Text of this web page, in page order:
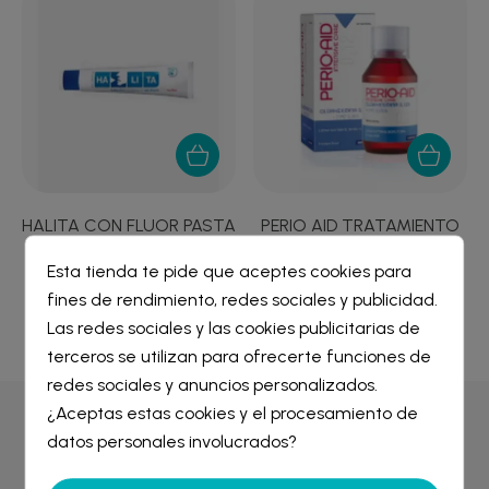
HALITA CON FLUOR PASTA
5,60 €
PERIO AID TRATAMIENTO
5,08 €
Por qué comprar enFarmacia Liceo
Crear lista de deseos
Nombre de la lista de deseos
Iniciar sesión
Debe iniciar sesión para guardar productos en su lista de
deseos.
Esta tienda te pide que aceptes cookies para
fines de rendimiento, redes sociales y publicidad.
Las redes sociales y las cookies publicitarias de
terceros se utilizan para ofrecerte funciones de
redes sociales y anuncios personalizados.
¿Aceptas estas cookies y el procesamiento de
datos personales involucrados?